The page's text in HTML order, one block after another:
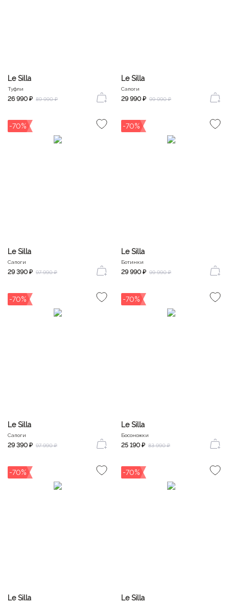
Le Silla
Туфли
26 990 ₽ 89 990 ₽
Le Silla
Сапоги
29 990 ₽ 99 990 ₽
-70%
Le Silla
Сапоги
29 390 ₽ 97 990 ₽
-70%
Le Silla
Ботинки
29 990 ₽ 99 990 ₽
-70%
Le Silla
Сапоги
29 390 ₽ 97 990 ₽
-70%
Le Silla
Босоножки
25 190 ₽ 83 990 ₽
-70%
Le Silla
-70%
Le Silla